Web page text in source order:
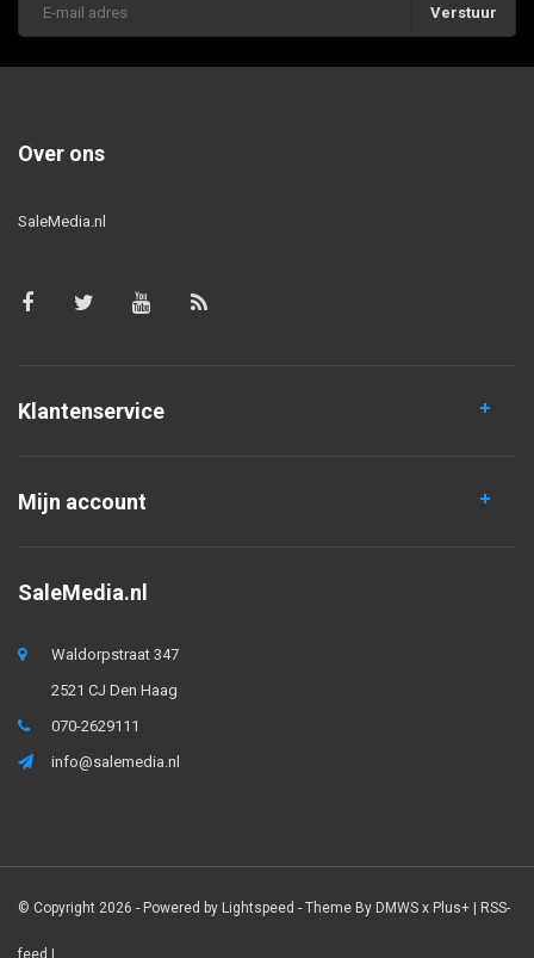
Verstuur
Over ons
SaleMedia.nl
Klantenservice
Mijn account
SaleMedia.nl
Waldorpstraat 347
2521 CJ Den Haag
070-2629111
info@salemedia.nl
© Copyright 2026 - Powered by Lightspeed - Theme By DMWS x Plus+ | RSS-
feed |